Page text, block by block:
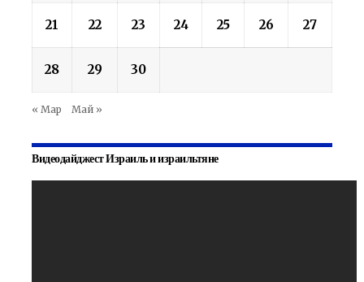
21 22 23 24 25 26 27
28 29 30
« Мар Май »
Видеодайджест Израиль и израильтяне